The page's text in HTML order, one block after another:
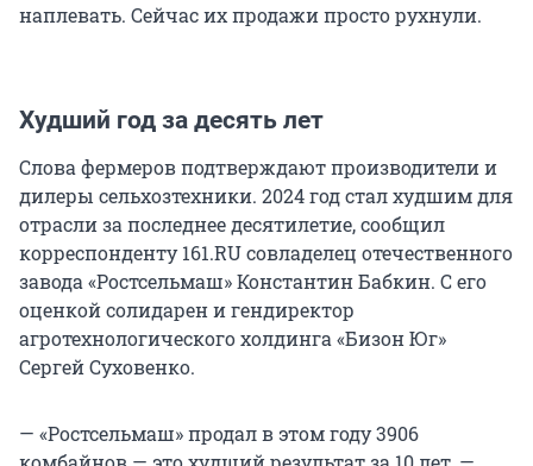
наплевать. Сейчас их продажи просто рухнули.
Худший год за десять лет
Слова фермеров подтверждают производители и
дилеры сельхозтехники. 2024 год стал худшим для
отрасли за последнее десятилетие, сообщил
корреспонденту 161.RU совладелец отечественного
завода «Ростсельмаш» Константин Бабкин. С его
оценкой солидарен и гендиректор
агротехнологического холдинга «Бизон Юг»
Сергей Суховенко.
— «Ростсельмаш» продал в этом году 3906